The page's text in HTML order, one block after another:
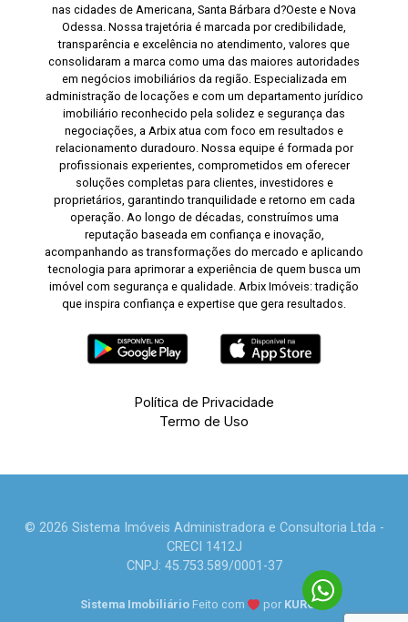
nas cidades de Americana, Santa Bárbara d?Oeste e Nova
Odessa. Nossa trajetória é marcada por credibilidade,
transparência e excelência no atendimento, valores que
consolidaram a marca como uma das maiores autoridades
em negócios imobiliários da região. Especializada em
administração de locações e com um departamento jurídico
imobiliário reconhecido pela solidez e segurança das
negociações, a Arbix atua com foco em resultados e
relacionamento duradouro. Nossa equipe é formada por
profissionais experientes, comprometidos em oferecer
soluções completas para clientes, investidores e
proprietários, garantindo tranquilidade e retorno em cada
operação. Ao longo de décadas, construímos uma
reputação baseada em confiança e inovação,
acompanhando as transformações do mercado e aplicando
tecnologia para aprimorar a experiência de quem busca um
imóvel com segurança e qualidade. Arbix Imóveis: tradição
que inspira confiança e expertise que gera resultados.
Política de Privacidade
Termo de Uso
© 2026 Sistema Imóveis Administradora e Consultoria Ltda -
CRECI 1412J
CNPJ: 45.753.589/0001-37
Sistema Imobiliário Feito com por KUROLE